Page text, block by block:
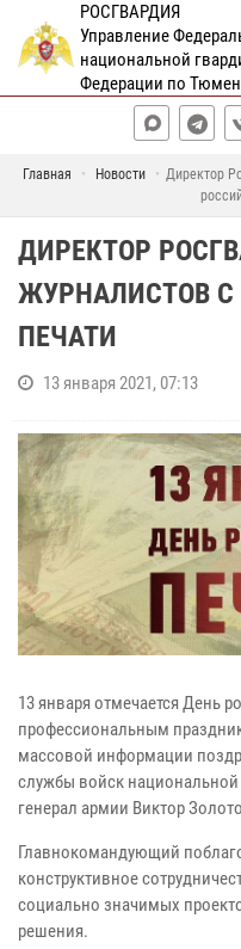
РОСГВАРДИЯ
Управление
национальной
Федерации по
Главная Новости
Директор
ДИРЕКТОР
ЖУРНАЛИСТОВ
ПЕЧАТИ
13 января 2021, 07:13
13 января отмечается День
профессиональным
массовой информации
службы войск
генерал армии Виктор
Главнокомандующий
конструктивное
социально значимых
решения.